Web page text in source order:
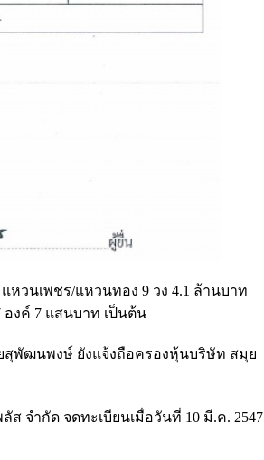
วนเพชร/แหวนทอง 9 วง 4.1 ล้านบาท
องค์ 7 แสนบาท เป็นต้น
พัฒนพงษ์ ยังแจ้งถือครองหุ้นบริษัท สมุย
จำกัด จดทะเบียนเมื่อวันที่ 10 มี.ค. 2547